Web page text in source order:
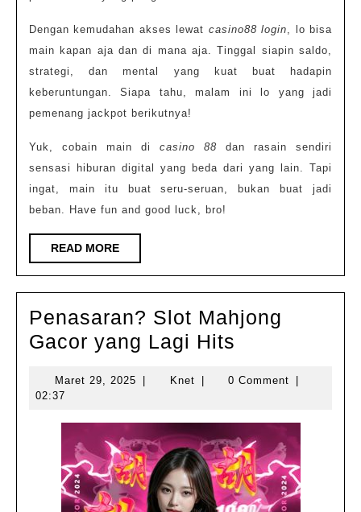
Dengan kemudahan akses lewat casino88 login , lo bisa
main kapan aja dan di mana aja. Tinggal siapin saldo,
strategi, dan mental yang kuat buat hadapin
keberuntungan. Siapa tahu, malam ini lo yang jadi
pemenang jackpot berikutnya!
Yuk, cobain main di casino 88 dan rasain sendiri
sensasi hiburan digital yang beda dari yang lain. Tapi
ingat, main itu buat seru-seruan, bukan buat jadi
beban. Have fun and good luck, bro!
READ MOREREAD
MORE
Penasaran? Slot Mahjong
Gacor yang Lagi Hits
Mahjong
yang
Lagi
Hits
Maret 29, 2025 Maret
KnetKnet 0 Comment
02:37